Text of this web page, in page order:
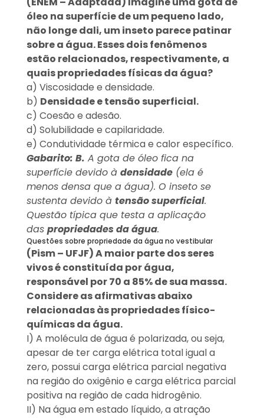
óleo na superfície de um pequeno lado,
não longe dali, um inseto parece patinar
sobre a água. Esses dois fenômenos
estão relacionados, respectivamente, a
quais propriedades físicas da água?
a) Viscosidade e densidade.
b) Densidade e tensão superficial.
c) Coesão e adesão.
d) Solubilidade e capilaridade.
e) Condutividade térmica e calor específico.
Gabarito: B. A gota de óleo fica na
superfície devido à densidade(ela é
menos densa que a água). O inseto se
sustenta devido à tensão superficial.
Questão típica que testa a aplicação
das propriedades da água.
Questões sobre propriedade da água no vestibular
(Pism – UFJF) A maior parte dos seres
vivos é constituída por água,
responsável por 70 a 85% de sua massa.
Considere as afirmativas abaixo
relacionadas às propriedades físico-
químicas da água.
I) A molécula de água é polarizada, ou seja,
apesar de ter carga elétrica total igual a
zero, possui carga elétrica parcial negativa
na região do oxigênio e carga elétrica parcial
positiva na região de cada hidrogênio.
II) Na água em estado líquido, a atração